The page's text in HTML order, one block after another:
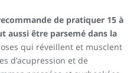
de pratiquer 15 à
aussi être parsemé dans la
qui réveillent et musclent
d’acupression et de